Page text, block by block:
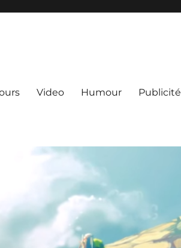
Video Humour Publicité